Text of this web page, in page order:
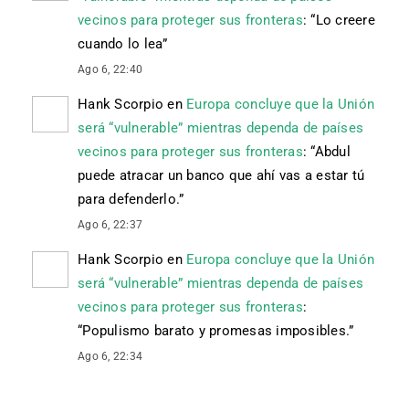
vecinos para proteger sus fronteras: “Lo creere
cuando lo lea”
Ago 6, 22:40
Hank Scorpio en Europa concluye que la Unión
será “vulnerable” mientras dependa de países
vecinos para proteger sus fronteras: “Abdul
puede atracar un banco que ahí vas a estar tú
para defenderlo.”
Ago 6, 22:37
Hank Scorpio en Europa concluye que la Unión
será “vulnerable” mientras dependa de países
vecinos para proteger sus fronteras:
“Populismo barato y promesas imposibles.”
Ago 6, 22:34